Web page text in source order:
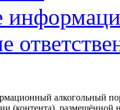
алкогольный
(контента), размещённой